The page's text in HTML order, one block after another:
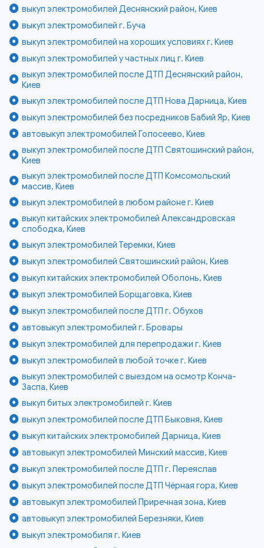
выкуп электромобилей Деснянский район, Киев
выкуп электромобилей г. Буча
выкуп электромобилей на хороших условиях г. Киев
выкуп электромобилей у частных лиц г. Киев
выкуп электромобилей после ДТП Деснянский район,
Киев
выкуп электромобилей после ДТП Нова Дарница, Киев
выкуп электромобилей без посредников Бабий Яр, Киев
автовыкуп электромобилей Голосеево, Киев
выкуп электромобилей после ДТП Святошинский район,
Киев
выкуп электромобилей после ДТП Комсомольский
массив, Киев
выкуп электромобилей в любом районе г. Киев
выкуп китайских электромобилей Александровская
слободка, Киев
выкуп электромобилей Теремки, Киев
выкуп электромобилей Святошинский район, Киев
выкуп китайских электромобилей Оболонь, Киев
выкуп электромобилей Борщаговка, Киев
выкуп электромобилей после ДТП г. Обухов
автовыкуп электромобилей г. Бровары
выкуп электромобилей для перепродажи г. Киев
выкуп электромобилей в любой точке г. Киев
выкуп электромобилей с выездом на осмотр Конча-
Заспа, Киев
выкуп битых электромобилей г. Киев
выкуп электромобилей после ДТП Быковня, Киев
выкуп китайских электромобилей Дарница, Киев
автовыкуп электромобилей Минский массив, Киев
выкуп электромобилей после ДТП г. Переяслав
выкуп электромобилей после ДТП Чёрная гора, Киев
автовыкуп электромобилей Приречная зона, Киев
автовыкуп электромобилей Березняки, Киев
выкуп электромобиля г. Киев